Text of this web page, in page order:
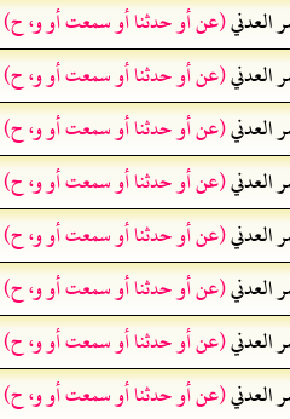
العدني(عن أو حدثنا أو سمعت أو و، ح)
العدني(عن أو حدثنا أو سمعت أو و، ح)
العدني(عن أو حدثنا أو سمعت أو و، ح)
العدني(عن أو حدثنا أو سمعت أو و، ح)
العدني(عن أو حدثنا أو سمعت أو و، ح)
العدني(عن أو حدثنا أو سمعت أو و، ح)
العدني(عن أو حدثنا أو سمعت أو و، ح)
العدني(عن أو حدثنا أو سمعت أو و، ح)